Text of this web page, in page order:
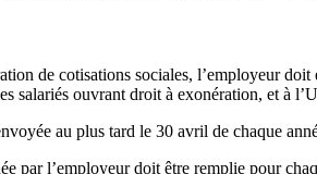
de cotisations sociales, l’employeur
salariés ouvrant droit à exonération, et à
au plus tard le 30 avril de chaque
par l’employeur doit être remplie pour